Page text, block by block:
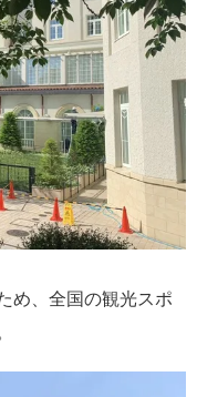
め、全国の観光スポ